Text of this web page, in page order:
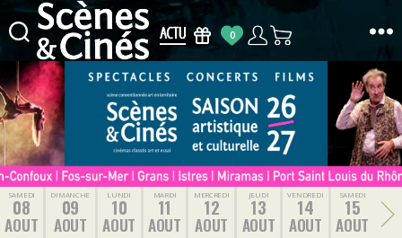
Scènes
Cinés
0
SAMEDI
08
AOUT
DIMANCHE
09
AOUT
LUNDI
10
AOUT
MARDI
11
AOUT
MERCREDI
12
AOUT
JEUDI
13
AOUT
VENDREDI
14
AOUT
SAMEDI
15
AOUT